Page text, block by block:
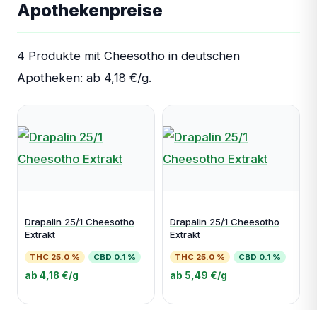
Apothekenpreise
4 Produkte mit Cheesotho in deutschen
Apotheken: ab 4,18 €/g.
Drapalin 25/1 Cheesotho
Extrakt
THC 25.0 % CBD 0.1 %
ab 4,18 €/g
Drapalin 25/1 Cheesotho
Extrakt
THC 25.0 % CBD 0.1 %
ab 5,49 €/g